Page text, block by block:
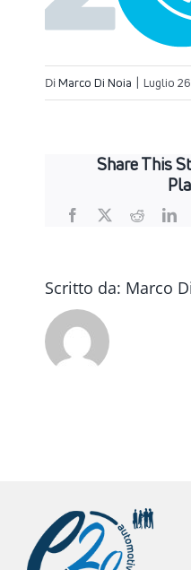
DiMarco Di Noia | Luglio
Share This
Facebook
X Reddit
Scritto da: Marco